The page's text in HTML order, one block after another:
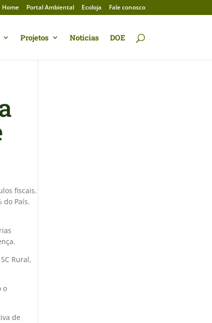
Home Portal Ambiental Ecoloja Fale conosco
Projetos Notícias DOE
fiscais.
do País.
Rural,
o
de